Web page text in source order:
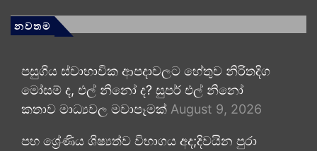
නවතම
පසුගිය ස්වාභාවික ආපදාවලට හේතුව නිරිතදිග
මෝසම් ද, එල් නිනෝ ද? සුපර් එල් නිනෝ
කතාව මාධ්‍යවල මවාපෑමක් August 9, 2026
පහ ශ්‍රේණිය ශිෂ්‍යත්ව විභාගය අද;දිවයින පුරා